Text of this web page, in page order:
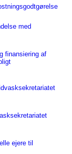
med
finansiering af
ejere til